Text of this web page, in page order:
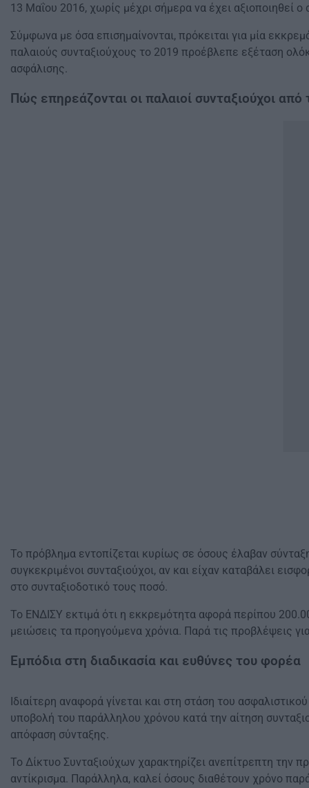
13 Μαΐου 2016, χωρίς μέχρι σήμερα να έχει αξιοποιηθεί
Σύμφωνα με όσα επισημαίνονται, πρόκειται για μία
παλαιούς συνταξιούχους το 2019 προέβλεπε εξέταση
ασφάλισης.
Πώς επηρεάζονται οι παλαιοί συνταξιούχοι
Το πρόβλημα εντοπίζεται κυρίως σε όσους έλαβαν
συγκεκριμένοι συνταξιούχοι, αν και είχαν καταβάλει
στο συνταξιοδοτικό τους ποσό.
Το ΕΝΔΙΣΥ εκτιμά ότι η εκκρεμότητα αφορά περίπου
μειώσεις τα προηγούμενα χρόνια. Παρά τις προβλέψεις
Εμπόδια στη διαδικασία και ευθύνες του φορέα
Ιδιαίτερη αναφορά γίνεται και στη στάση του
υποβολή του παράλληλου χρόνου κατά την αίτηση
απόφαση σύνταξης.
Το Δίκτυο Συνταξιούχων χαρακτηρίζει ανεπίτρεπτη την
αντίκρισμα. Παράλληλα, καλεί όσους διαθέτουν χρόνο